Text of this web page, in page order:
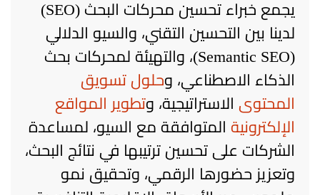
يجمع خبراء تحسين محركات البحث (SEO)
لدينا بين التحسين التقني، والسيو الدلالي
(Semantic SEO)، والتهيئة لمحركات بحث
الذكاء الاصطناعي، وحلول تسويق
المحتوى الاستراتيجية، وتطوير المواقع
الإلكترونية المتوافقة مع السيو، لمساعدة
الشركات على تحسين ترتيبها في نتائج البحث،
وتعزيز حضورها الرقمي، وتحقيق نمو